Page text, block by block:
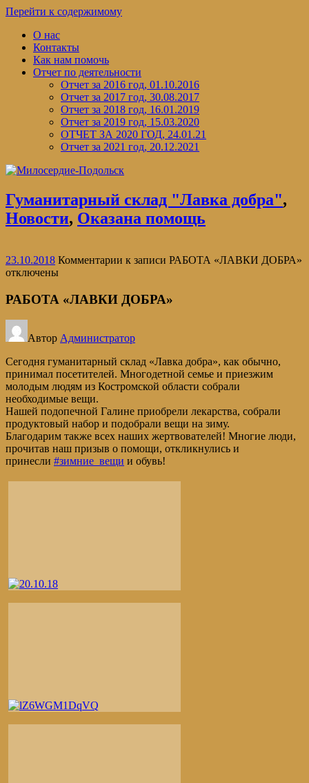
Перейти к содержимому
О нас
Контакты
Как нам помочь
Отчет по деятельности
Отчет за 2016 год, 01.10.2016
Отчет за 2017 год, 30.08.2017
Отчет за 2018 год, 16.01.2019
Отчет за 2019 год, 15.03.2020
ОТЧЕТ ЗА 2020 ГОД, 24.01.21
Отчет за 2021 год, 20.12.2021
Гуманитарный склад "Лавка добра",
Новости, Оказана помощь
23.10.2018 Комментарии к записи РАБОТА «ЛАВКИ ДОБРА»
отключены
РАБОТА «ЛАВКИ ДОБРА»
Автор Администратор
Сегодня гуманитарный склад «Лавка добра», как обычно,
принимал посетителей. Многодетной семье и приезжим
молодым людям из Костромской области собрали
необходимые вещи.
Нашей подопечной Галине приобрели лекарства, собрали
продуктовый набор и подобрали вещи на зиму.
Благодарим также всех наших жертвователей! Многие люди,
прочитав наш призыв о помощи, откликнулись и
принесли #зимние_вещи и обувь!